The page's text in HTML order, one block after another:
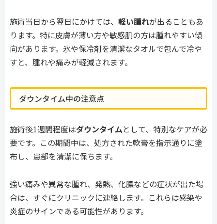
施術当日から翌日にかけては、 軽い腫れが出ることもあ
ります。特に皮膚が薄い方や敏感肌の方は腫れやすい傾
向があります。氷や保冷剤を清潔なタオルで包んで冷や
すと、腫れや痛みが軽減されます。
ダウンタイム中の注意点
施術後1週間程度はダウンタイムとして、特別なケアが必
要です。この期間中は、処方された軟膏を指示通りに塗
布し、患部を清潔に保ちます。
強い痛みや異常な腫れ、発熱、化膿などの症状が出た場
合は、すぐにクリニックに連絡します。これらは感染や
炎症のサインである可能性があります。